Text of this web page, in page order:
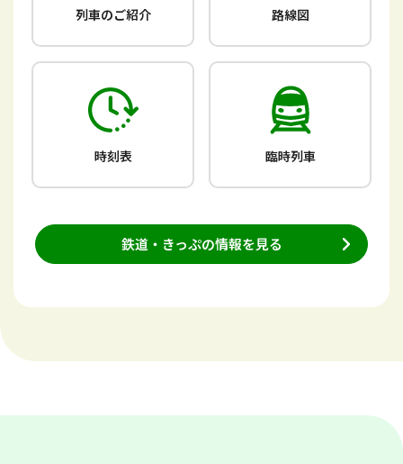
列車のご紹介 路線図
時刻表 臨時列車
鉄道・きっぷの情報を見る